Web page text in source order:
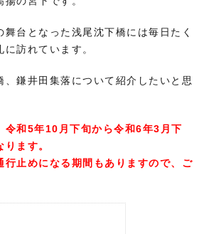
舞台となった浅尾沈下橋には毎日たく
訪れています。
、鎌井田集落について紹介したいと思
和5年10月下旬から令和6年3月下
ます。
行止めになる期間もありますので、ご